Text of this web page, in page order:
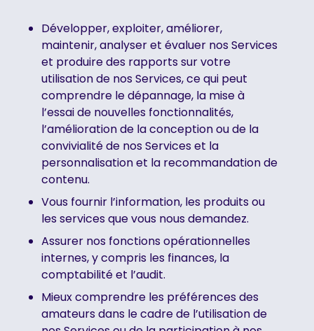
Développer, exploiter, améliorer,
maintenir, analyser et évaluer nos Services
et produire des rapports sur votre
utilisation de nos Services, ce qui peut
comprendre le dépannage, la mise à
l’essai de nouvelles fonctionnalités,
l’amélioration de la conception ou de la
convivialité de nos Services et la
personnalisation et la recommandation de
contenu.
Vous fournir l’information, les produits ou
les services que vous nous demandez.
Assurer nos fonctions opérationnelles
internes, y compris les finances, la
comptabilité et l’audit.
Mieux comprendre les préférences des
amateurs dans le cadre de l’utilisation de